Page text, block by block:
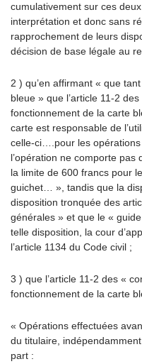
cumulativement sur ces
interprétation et donc sans
rapprochement de leurs
décision de base légale au
2 ) qu’en affirmant « que
bleue » que l’article 11-2
fonctionnement de la carte
carte est responsable de
celle-ci….pour les
l’opération ne comporte
la limite de 600 francs pour
guichet… », tandis que la
disposition tronquée des
générales » et que le «
telle disposition, la cour
l’article 1134 du Code civil ;
3 ) que l’article 11-2 des «
fonctionnement de la carte
« Opérations effectuées
du titulaire,
part :